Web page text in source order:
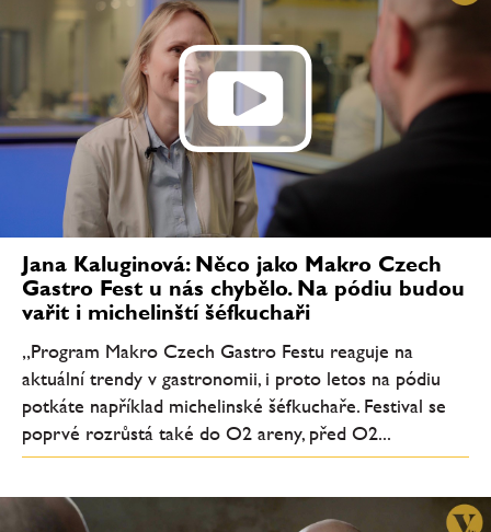
Jana Kaluginová: Něco jako Makro Czech
Gastro Fest u nás chybělo. Na pódiu budou
vařit i michelinští šéfkuchaři
„Program Makro Czech Gastro Festu reaguje na
aktuální trendy v gastronomii, i proto letos na pódiu
potkáte například michelinské šéfkuchaře. Festival se
poprvé rozrůstá také do O2 areny, před O2...